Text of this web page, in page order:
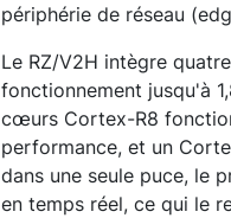
périphérie de réseau
Le RZ/V2H intègre
fonctionnement jusqu'à
cœurs Cortex-R8
performance, et un
dans une seule puce, le
en temps réel, ce qui le